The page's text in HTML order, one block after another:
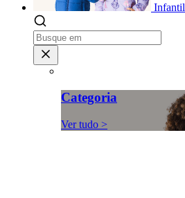
Infantil
Categoria
Ver tudo >